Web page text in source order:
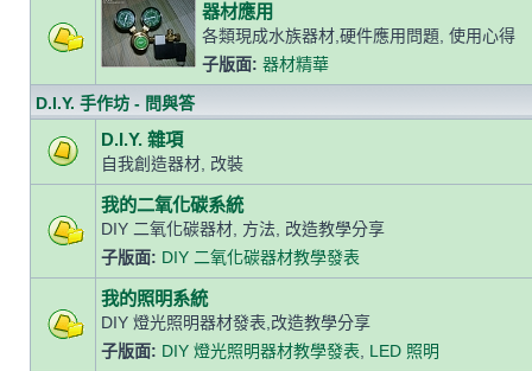
器材應用
各類現成水族器材,硬件應用問題, 使用心得
子版面: 器材精華
D.I.Y. 手作坊 - 問與答
D.I.Y. 雜項
自我創造器材, 改裝
我的二氧化碳系統
DIY 二氧化碳器材, 方法, 改造教學分享
子版面: DIY 二氧化碳器材教學發表
我的照明系統
DIY 燈光照明器材發表,改造教學分享
子版面: DIY 燈光照明器材教學發表 LED 照明